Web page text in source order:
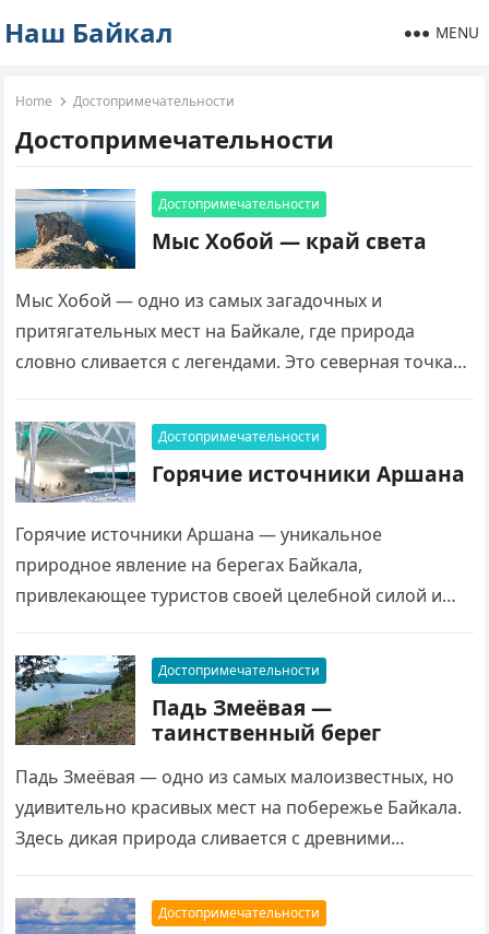
Наш Байкал MENU
Home Достопримечательности
Достопримечательности
Достопримечательности
Мыс Хобой — край света
Мыс Хобой — одно из самых загадочных и
притягательных мест на Байкале, где природа
словно сливается с легендами. Это северная точка
называют…
Достопримечательности
Горячие источники Аршана
Горячие источники Аршана — уникальное
природное явление на берегах Байкала,
привлекающее туристов своей целебной силой и
минеральной водой с лечебными свойствами,
которые…
Достопримечательности
Падь Змеёвая —
таинственный берег
Падь Змеёвая — одно из самых малоизвестных, но
удивительно красивых мест на побережье Байкала.
Здесь дикая природа сливается с древними
Обрывистые…
Достопримечательности